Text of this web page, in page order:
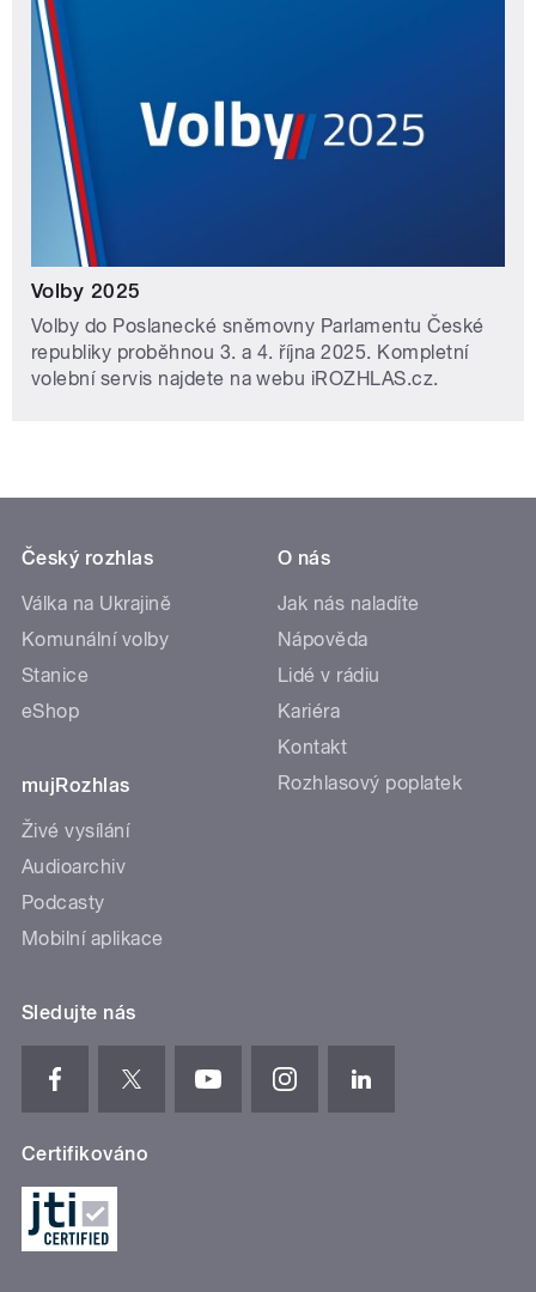
Volby 2025
Volby do Poslanecké sněmovny Parlamentu České
republiky proběhnou 3. a 4. října 2025. Kompletní
volební servis najdete na webu iROZHLAS.cz.
Český rozhlas
Válka na Ukrajině
Komunální volby
Stanice
eShop
mujRozhlas
Živé vysílání
Audioarchiv
Podcasty
Mobilní aplikace
O nás
Jak nás naladíte
Nápověda
Lidé v rádiu
Kariéra
Kontakt
Rozhlasový poplatek
Sledujte nás
Certifikováno